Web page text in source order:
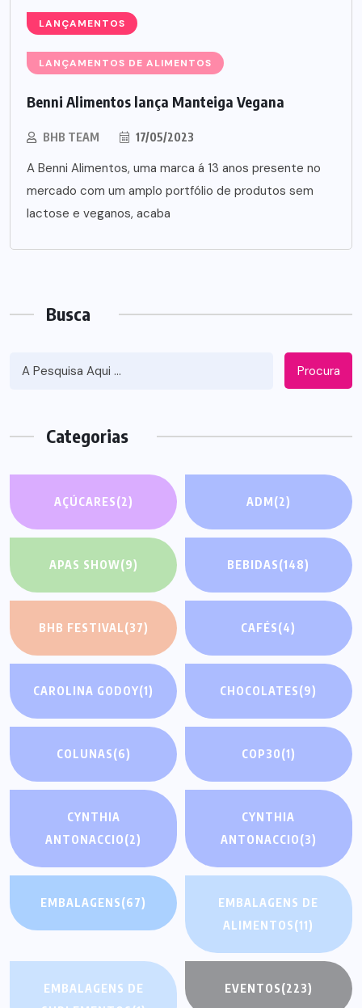
LANÇAMENTOS
LANÇAMENTOS DE ALIMENTOS
Benni Alimentos lança Manteiga Vegana
BHB TEAM 17/05/2023
A Benni Alimentos, uma marca á 13 anos presente no
mercado com um amplo portfólio de produtos sem
lactose e veganos, acaba
Busca
Procura
Categorias
AÇÚCARES(2) ADM(2)
APAS SHOW(9) BEBIDAS(148)
BHB FESTIVAL(37) CAFÉS(4)
CAROLINA GODOY(1) CHOCOLATES(9)
COLUNAS(6) COP30(1)
CYNTHIA
ANTONACCIO(2)
CYNTHIA
ANTONACCIO(3)
EMBALAGENS(67)
EMBALAGENS DE
ALIMENTOS(11)
EMBALAGENS DE
EVENTOS(223)